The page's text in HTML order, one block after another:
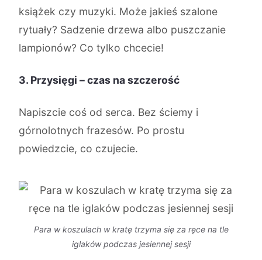
książek czy muzyki. Może jakieś szalone
rytuały? Sadzenie drzewa albo puszczanie
lampionów? Co tylko chcecie!
3. Przysięgi – czas na szczerość
Napiszcie coś od serca. Bez ściemy i
górnolotnych frazesów. Po prostu
powiedzcie, co czujecie.
Para w koszulach w kratę trzyma się za ręce na tle
iglaków podczas jesiennej sesji